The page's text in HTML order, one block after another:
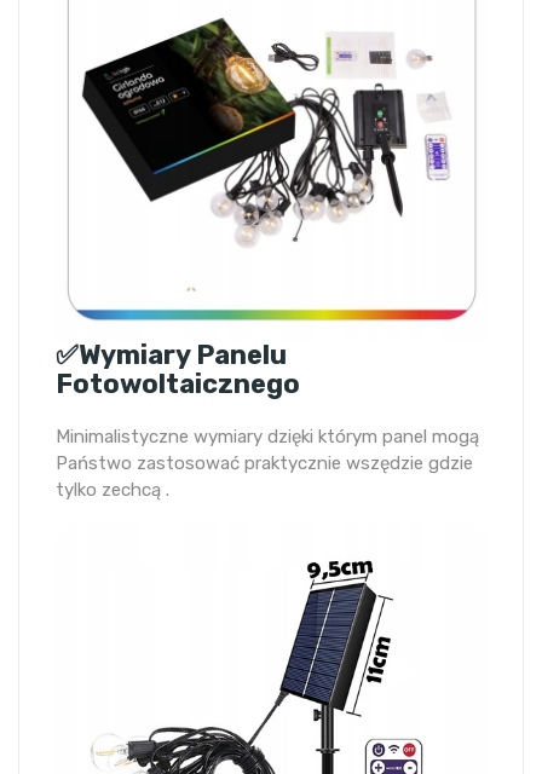
✅Wymiary Panelu
Fotowoltaicznego
Minimalistyczne wymiary dzięki którym panel mogą
Państwo zastosować praktycznie wszędzie gdzie
tylko zechcą .